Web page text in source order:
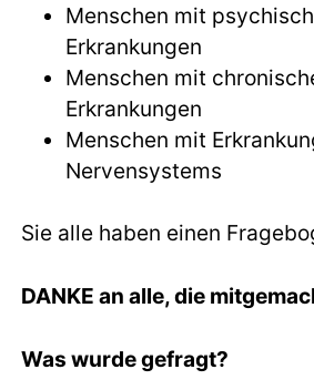
Menschen mit
Erkrankungen
Menschen mit
Erkrankungen
Menschen mit
Nervensystems
Sie alle haben einen
DANKE an alle, die
Was wurde gefragt?